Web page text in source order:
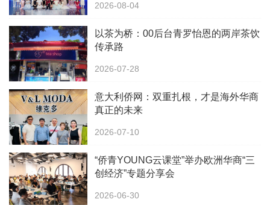
2026-08-04
以茶为桥：00后台青罗怡恩的两岸茶饮
传承路
2026-07-28
意大利侨网：双重扎根，才是海外华商
真正的未来
2026-07-10
“侨青YOUNG云课堂”举办欧洲华商“三
创经济”专题分享会
2026-06-30